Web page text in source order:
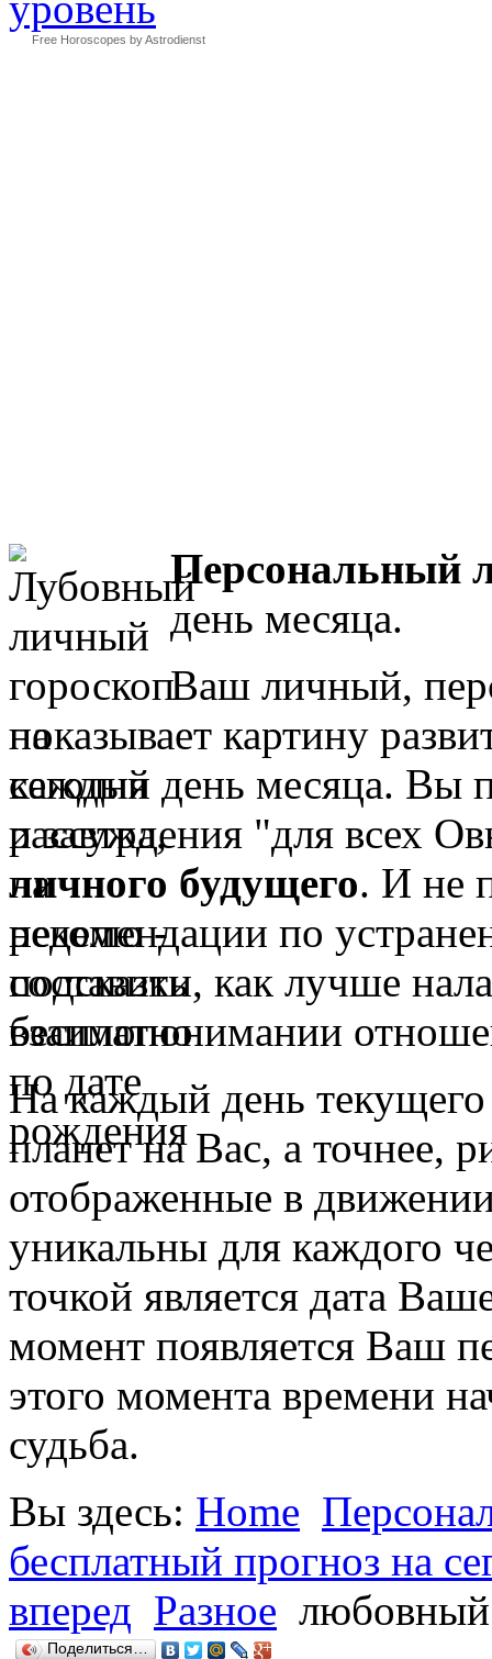
Free Horoscopes by Astrodienst
Персональный
день месяца.
Ваш личный,
показывает картину
каждый день месяца. Вы
рассуждения "для всех
личного будущего. И не
рекомендации по
подсказки, как лучше
взаимопонимании
На каждый день текущего
планет на Вас, а точнее,
отображенные в
уникальны для каждого
точкой является дата
момент появляется Ваш
этого момента времени
судьба.
Вы здесь: Home
бесплатный прогноз на
вперед Разное любовный
Поделиться…